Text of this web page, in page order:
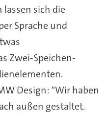
sich die
Sprache und
Zwei-Speichen-
Design: "Wir haben
außen gestaltet.